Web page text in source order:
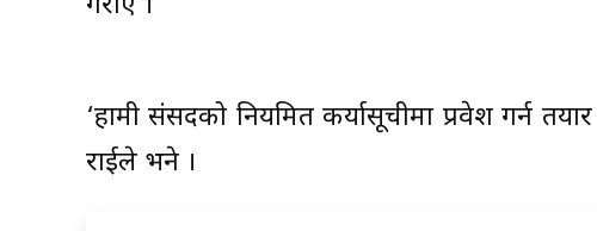
‘हामी संसदको नियमित कर्यासूचीमा प्रवेश गर्न
राईले भने ।